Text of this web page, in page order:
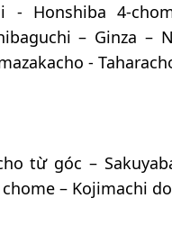
- Honshiba 4-
– Ginza –
-
từ góc –
– Kojimachi